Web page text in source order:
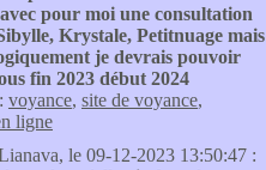
pour moi une consultation
Krystale, Petitnuage mais
je devrais pouvoir
fin 2023 début 2024
voyance, site de voyance,
ligne
le 09-12-2023 13:50:47 :